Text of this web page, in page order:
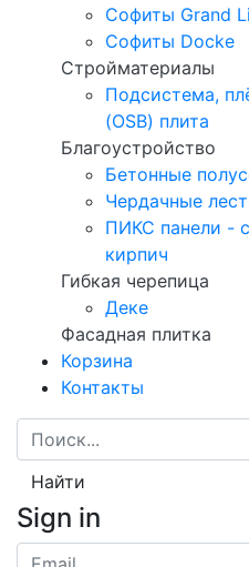
Софиты Grand
Софиты Docke
Стройматериалы
Подсистема,
(OSB) плита
Благоустройство
Бетонные
Чердачные
ПИКС панели -
кирпич
Гибкая черепица
Деке
Фасадная плитка
Корзина
Контакты
Найти
Sign in